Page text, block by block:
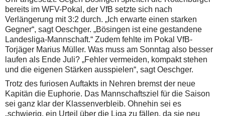
bereits im WFV-Pokal, der VfB setzte sich nach
Verlängerung mit 3:2 durch. „Ich erwarte einen starken
Gegner“, sagt Oeschger. „Bösingen ist eine gestandene
Landesliga-Mannschaft.“ Zudem fehlte im Pokal VfB-
Torjäger Marius Müller. Was muss am Sonntag also besser
laufen als Ende Juli? „Fehler vermeiden, kompakt stehen
und die eigenen Stärken ausspielen“, sagt Oeschger.
Trotz des furiosen Auftakts in Nehren bremst der neue
Kapitän die Euphorie. Das Mannschaftsziel für die Saison
sei ganz klar der Klassenverbleib. Ohnehin sei es
„schwierig, ein Urteil über die Liga zu fällen, da sie neu